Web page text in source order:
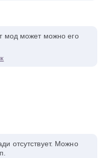
мод может можно его
отсутствует. Можно